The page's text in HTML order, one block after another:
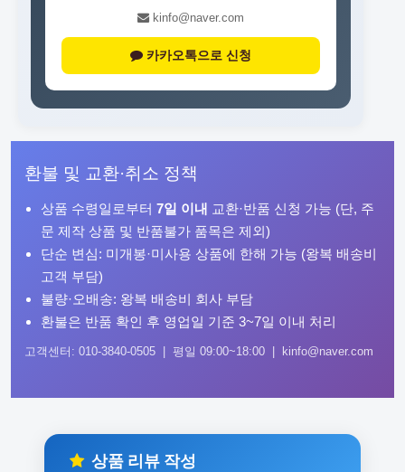
kinfo@naver.com
카카오톡으로 신청
환불 및 교환·취소 정책
상품 수령일로부터 7일 이내 교환·반품 신청 가능 (단, 주
문 제작 상품 및 반품불가 품목은 제외)
단순 변심: 미개봉·미사용 상품에 한해 가능 (왕복 배송비
고객 부담)
불량·오배송: 왕복 배송비 회사 부담
환불은 반품 확인 후 영업일 기준 3~7일 이내 처리
고객센터: 010-3840-0505 | 평일 09:00~18:00 | kinfo@naver.com
상품 리뷰 작성